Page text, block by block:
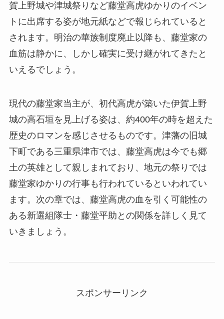
賀上野城や津城祭りなど藤堂高虎ゆかりのイベン
トに出席する姿が地元紙などで報じられていると
されます。明治の華族制度廃止以降も、藤堂家の
血筋は静かに、しかし確実に受け継がれてきたと
いえるでしょう。
現代の藤堂家当主が、初代高虎が築いた伊賀上野
城の高石垣を見上げる姿は、約400年の時を超えた
歴史のロマンを感じさせるものです。津藩の旧城
下町である三重県津市では、藤堂高虎は今でも郷
土の英雄として親しまれており、地元の祭りでは
藤堂家ゆかりの行事も行われているといわれてい
ます。次の章では、藤堂高虎の血を引く可能性の
ある新選組隊士・藤堂平助との関係を詳しく見て
いきましょう。
スポンサーリンク